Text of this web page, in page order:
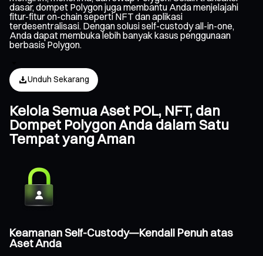
dasar, dompet Polygon juga membantu Anda menjelajahi
fitur-fitur on-chain seperti NFT dan aplikasi
terdesentralisasi. Dengan solusi self-custody all-in-one,
Anda dapat membuka lebih banyak kasus penggunaan
berbasis Polygon.
Unduh Sekarang
Kelola Semua Aset POL, NFT, dan
Dompet Polygon Anda dalam Satu
Tempat yang Aman
Keamanan Self-Custody—Kendali Penuh atas
Aset Anda